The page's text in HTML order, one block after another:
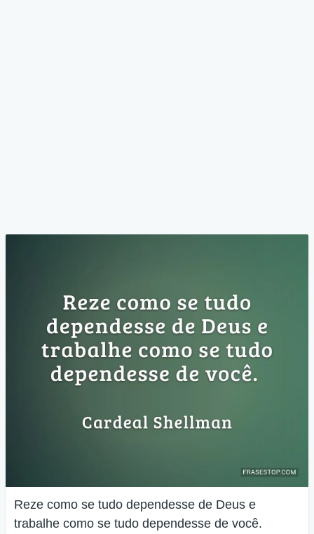
Reze como se tudo dependesse de Deus e
trabalhe como se tudo dependesse de você.